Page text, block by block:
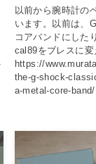
以前から腕時計の
います。以前は、
コアバンドにした
cal89をブレスに変
https://
the-g-shock-
a-metal-core-band/